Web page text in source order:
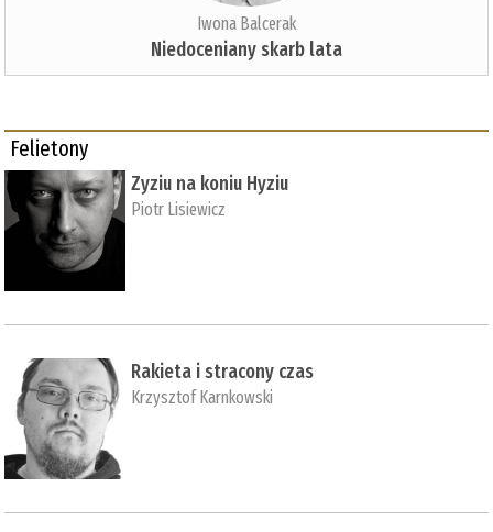
Iwona Balcerak
Niedoceniany skarb lata
Felietony
Zyziu na koniu Hyziu
Piotr Lisiewicz
Rakieta i stracony czas
Krzysztof Karnkowski